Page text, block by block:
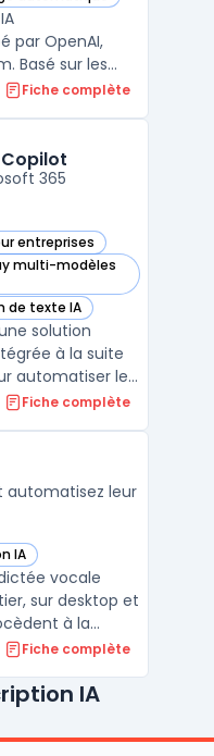
par OpenAI,
Basé sur les
mini selon le
300 millions
Fiche complète
365
entreprises
cette catégorie
multi-modèles
cette catégorie
de texte IA
cette catégorie
solution
à la suite
automatiser les
la
à
Fiche complète
automatisez leur
IA
vocale
sur desktop et
à la
la voix en texte
et traite
Fiche complète
IA